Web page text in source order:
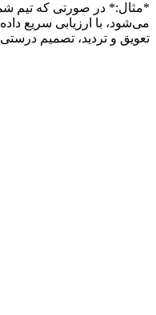
*مثال:* در صورتی که تیم
می‌شود، با ارزیابی سریع
تعویق و تردید، تصمیم درستی